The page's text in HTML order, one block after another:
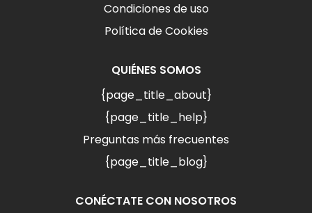
Condiciones de uso
Política de Cookies
QUIÉNES SOMOS
{page_title_about}
{page_title_help}
Preguntas más frecuentes
{page_title_blog}
CONÉCTATE CON NOSOTROS